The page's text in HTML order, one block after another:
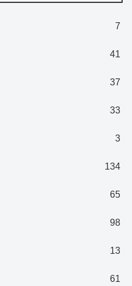
7
41
37
33
3
134
65
98
13
61